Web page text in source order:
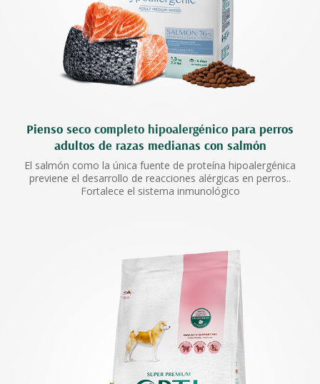
Pienso seco completo hipoalergénico para perros
adultos de razas medianas con salmón
El salmón como la única fuente de proteína hipoalergénica
previene el desarrollo de reacciones alérgicas en perros..
Fortalece el sistema inmunológico